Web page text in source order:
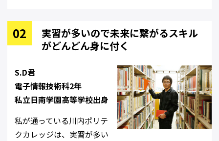
実習が多いので未来に繋がるスキル
がどんどん身に付く
S.D君
電子情報技術科2年
私立日南学園高等学校出身
私が通っている川内ポリテ
クカレッジは、実習が多い